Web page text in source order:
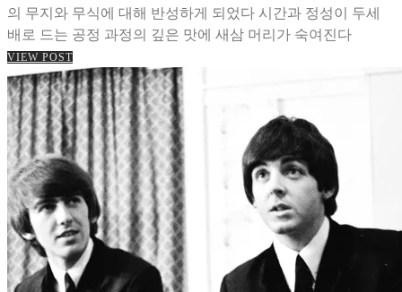
의 무지와 무식에 대해 반성하게 되었다 시간과 정성이 두세
배로 드는 공정 과정의 깊은 맛에 새삼 머리가 숙여진다
VIEW POST